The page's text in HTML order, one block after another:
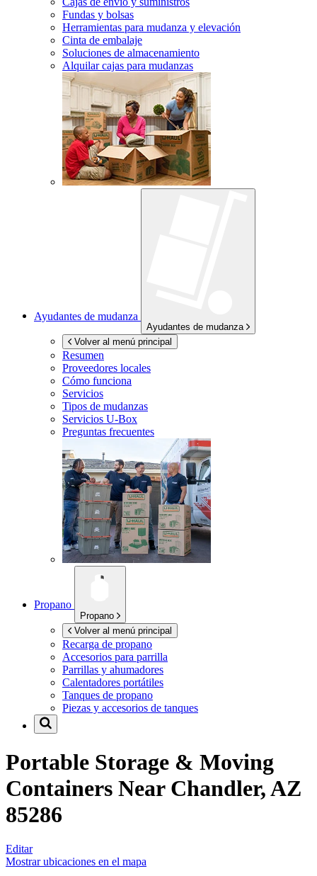
Fundas y bolsas
Herramientas para mudanza y elevación
Cinta de embalaje
Soluciones de almacenamiento
Alquilar cajas para mudanzas
Ayudantes de mudanza
Ayudantes de mudanza
Volver al menú principal
Resumen
Proveedores locales
Cómo funciona
Servicios
Tipos de mudanzas
Servicios U-Box
Preguntas frecuentes
Propano
Propano
Volver al menú principal
Recarga de propano
Accesorios para parrilla
Parrillas y ahumadores
Calentadores portátiles
Tanques de propano
Piezas y accesorios de tanques
Portable Storage & Moving
Containers Near Chandler, AZ
85286
Editar
Mostrar ubicaciones en el mapa